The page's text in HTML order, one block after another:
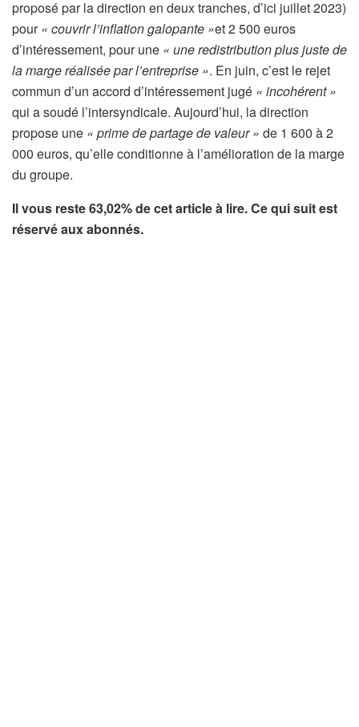
c
l
e
r
é
s
e
r
à
n
proposé par la direction en deux tranches, d’ici juillet 2023)
pour« couvrir l’inflation galopante »et 2 500 euros
d’intéressement, pour une « une redistribution plus juste de
la marge réalisée par l’entreprise ». En juin, c’est le rejet
commun d’un accord d’intéressement jugé « incohérent »
qui a soudé l’intersyndicale. Aujourd’hui, la direction
propose une « prime de partage de valeur » de 1 600 à 2
000 euros, qu’elle conditionne à l’amélioration de la marge
du groupe.
Il vous reste 63,02% de cet article à lire. Ce qui suit est
réservé aux abonnés.